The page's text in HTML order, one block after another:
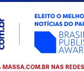
MASSA.COM.BR NAS